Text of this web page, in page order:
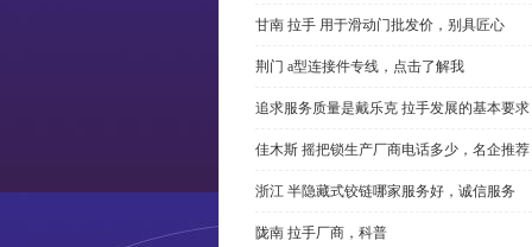
甘南 拉手 用于滑动门批发价，别具匠心
荆门 a型连接件专线，点击了解我
追求服务质量是戴乐克 拉手发展的基本要求
佳木斯 摇把锁生产厂商电话多少，名企推荐
浙江 半隐藏式铰链哪家服务好，诚信服务
陇南 拉手厂商，科普